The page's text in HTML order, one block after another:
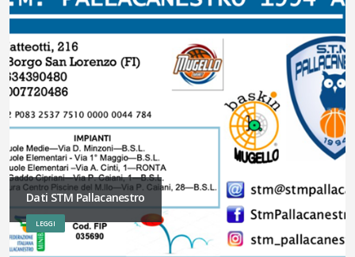
Dati STM Pallacanestro
LEGGI